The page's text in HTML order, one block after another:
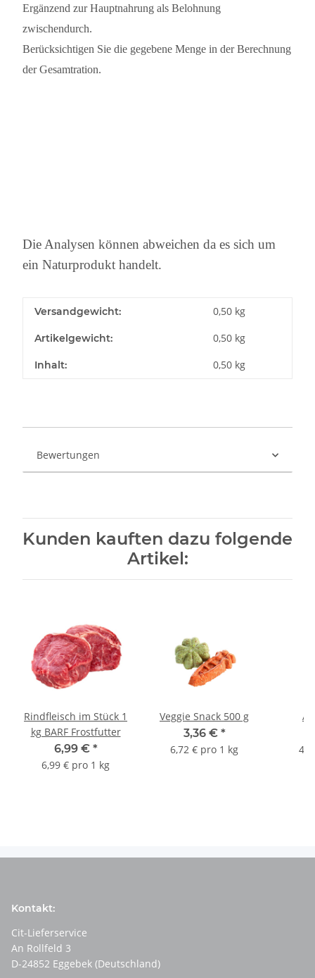
Ergänzend zur Hauptnahrung als Belohnung
zwischendurch.
Berücksichtigen Sie die gegebene Menge in der Berechnung
der Gesamtration.
Die Analysen können abweichen da es sich um
ein Naturprodukt handelt.
Versandgewicht: 0,50 kg
Artikelgewicht: 0,50 kg
Inhalt: 0,50 kg
Bewertungen
Kunden kauften dazu folgende
Artikel:
Rindfleisch im Stück 1
kg BARF Frostfutter
6,99 € *
6,99 € pro 1 kg
Veggie Snack 500 g
3,36 € *
6,72 € pro 1 kg
Kontakt:
Cit-Lieferservice
An Rollfeld 3
D-24852 Eggebek (Deutschland)